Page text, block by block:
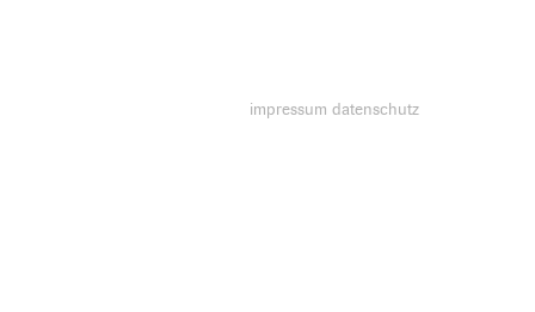
impressum datenschutz